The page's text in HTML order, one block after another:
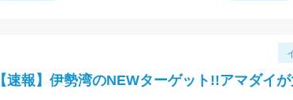
【速報】伊勢湾のNEWターゲット!!アマダイ